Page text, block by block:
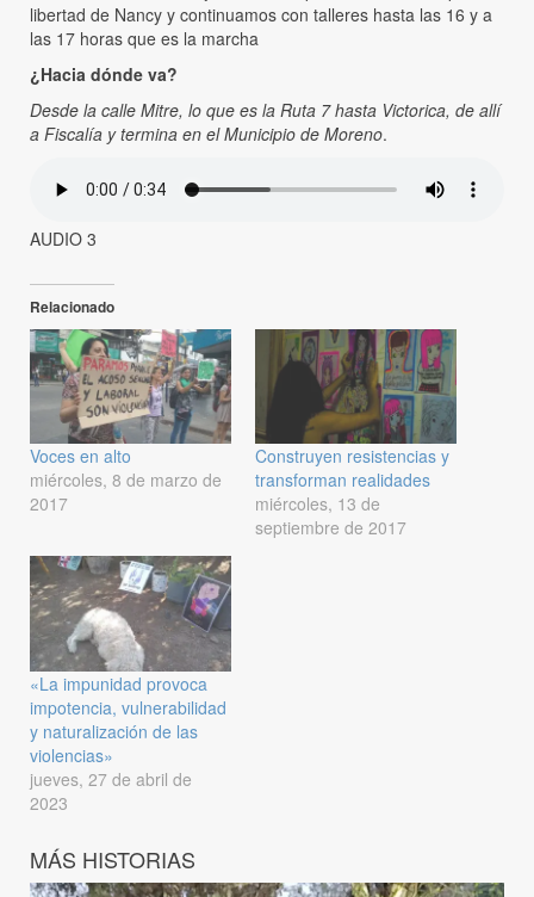
libertad de Nancy y continuamos con talleres hasta las 16 y a
las 17 horas que es la marcha
¿Hacia dónde va?
Desde la calle Mitre, lo que es la Ruta 7 hasta Victorica, de allí
a Fiscalía y termina en el Municipio de Moreno.
AUDIO 3
Relacionado
Voces en alto
miércoles, 8 de marzo de
2017
Construyen resistencias y
transforman realidades
miércoles, 13 de
septiembre de 2017
«La impunidad provoca
impotencia, vulnerabilidad
y naturalización de las
violencias»
jueves, 27 de abril de
2023
MÁS HISTORIAS